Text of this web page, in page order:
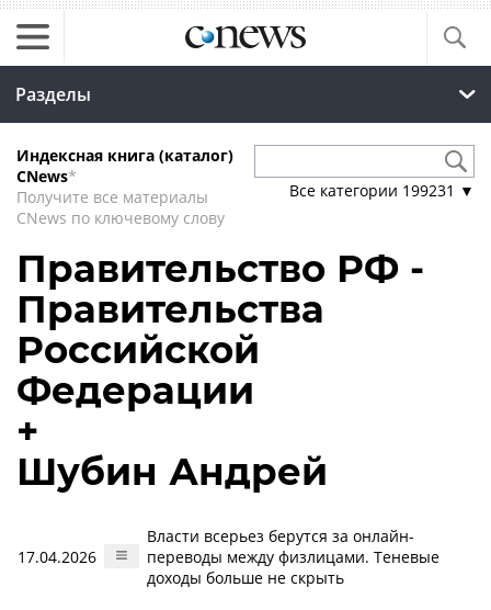
Разделы
Индексная книга (каталог)
CNews*
Получите все материалы
CNews по ключевому слову
Все категории 199231 ▼
Правительство РФ -
Правительства
Российской
Федерации
+
Шубин Андрей
17.04.2026
Власти всерьез берутся за онлайн-
переводы между физлицами. Теневые
доходы больше не скрыть